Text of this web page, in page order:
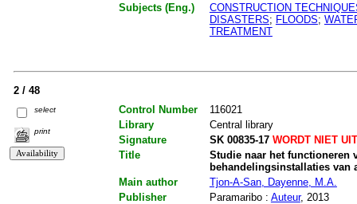
Subjects (Eng.)
CONSTRUCTION
DISASTERS; FLOODS;
TREATMENT
2 / 48
select
print
Control Number
116021
Library
Central library
Signature
SK 00835-17WORDT NIET
Title
Studie naar het functioneren
behandelingsinstallaties van
Main author
Tjon-A-San, Dayenne, M.A.
Publisher
Paramaribo : Auteur, 2013